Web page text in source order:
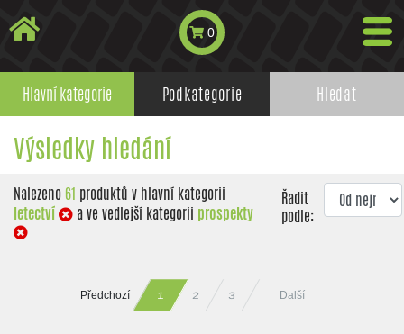
0
Hlavní kategorie Podkategorie Hledat
Výsledky hledání
Nalezeno61 produktů v hlavní kategorii
letectví
a ve vedlejší kategorii prospekty
Řadit
podle:
Předchozí 1 2 3 Další